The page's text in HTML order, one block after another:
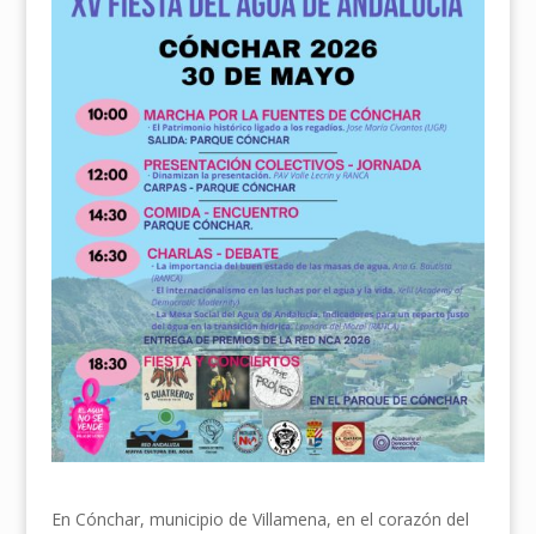
En Cónchar, municipio de Villamena, en el corazón del